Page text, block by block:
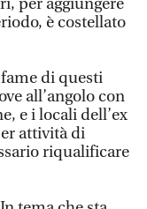
per aggiungere
è costellato
fame di questi
all’angolo con
e i locali dell’ex
attività di
riqualificare